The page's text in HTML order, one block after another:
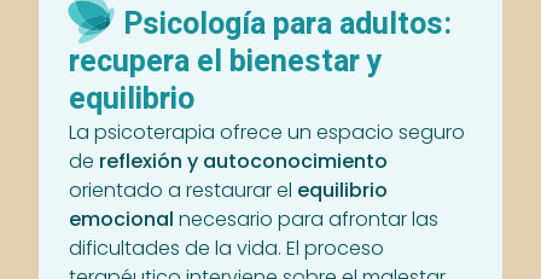
Psicología para adultos:
recupera el bienestar y
equilibrio
La psicoterapia ofrece un espacio seguro
de reflexión y autoconocimiento
orientado a restaurar el equilibrio
emocional necesario para afrontar las
dificultades de la vida. El proceso